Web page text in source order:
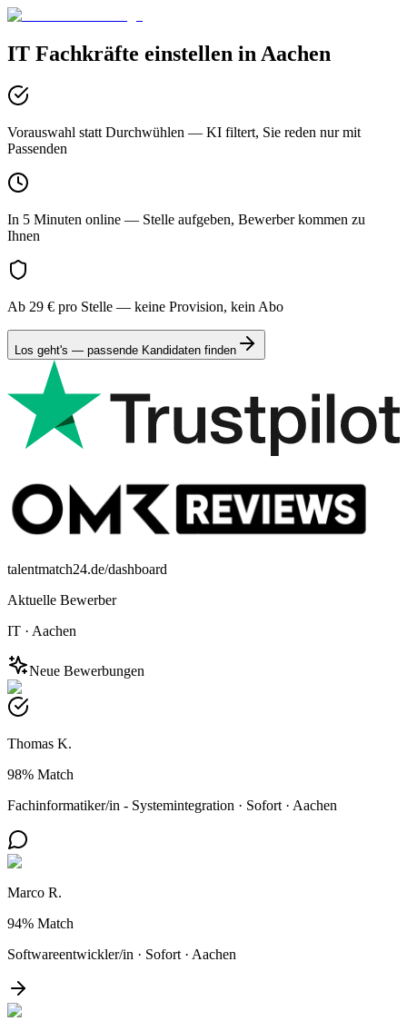
IT Fachkräfte einstellen in Aachen
Vorauswahl statt Durchwühlen — KI filtert, Sie reden nur mit
Passenden
In 5 Minuten online — Stelle aufgeben, Bewerber kommen zu
Ihnen
Ab 29 € pro Stelle — keine Provision, kein Abo
Los geht's — passende Kandidaten finden
talentmatch24.de/dashboard
Aktuelle Bewerber
IT · Aachen
Neue Bewerbungen
Thomas K.
98% Match
Fachinformatiker/in - Systemintegration · Sofort · Aachen
Marco R.
94% Match
Softwareentwickler/in · Sofort · Aachen